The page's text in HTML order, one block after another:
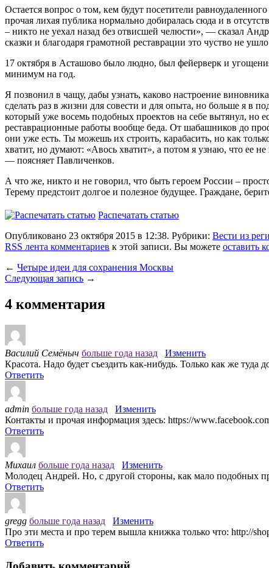
Остается вопрос о том, кем будут посетители
прочая лихая публика нормально добиралась сюда и в
– никто не уехал назад без отвисшей челюсти», — сказал
сказки и благодаря грамотной реставрации это чуство не
17 октября в Асташово было людно, был фейерверк и
минимум на год.
Я позвонил в чащу, дабы узнать, каково настроение
сделать раз в жизни для совести и для опыта, но больше я в
который уже восемь подобных проектов на себе вытянул, но
реставрационные работы вообще беда. От шабашников до
они уже есть. Ты можешь их строить, карабасить, но как
хватит, но думают: «Авось хватит», а потом я узнаю, что ее
— поясняет Павличенков.
А что же, никто и не говорил, что быть героем России –
Терему предстоит долгое и полезное будущее. Граждане,
Распечатать статью
Опубликовано 23 октября 2015 в 12:38. Рубрики: Вести из
RSS лента комментариев к этой записи. Вы можете оставить
← Четыре идеи для сохранения Москвы
Следующая запись →
4 комментария
Василий Семёныч больше года назад
Изменить
Красота. Надо будет съездить как-нибудь. Только как же туда
Ответить
admin больше года назад
Изменить
Контакты и прочая информация здесь: https://
Ответить
Михаил больше года назад
Изменить
Молодец Андрей. Но, с другой стороны, как мало подобных
Ответить
gregg больше года назад
Изменить
Про эти места и про терем вышла книжка только что: http://
Ответить